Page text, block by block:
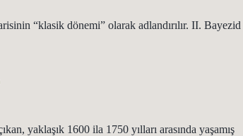
“klasik dönemi” olarak adlandırılır. II. Bayezid
yaklaşık 1600 ila 1750 yılları arasında yaşamış